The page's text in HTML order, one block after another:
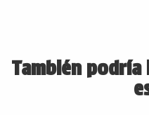
También